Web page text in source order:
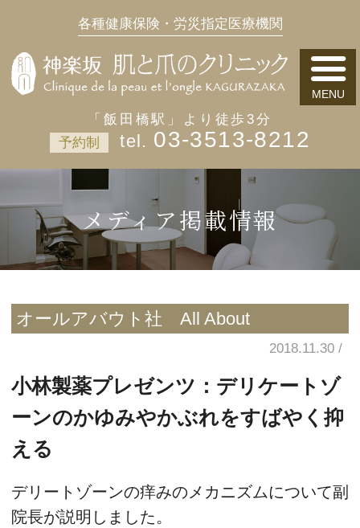
各種健康保険・労災指定医療機関
「飯田橋駅」より徒歩3分
予約制
03-3513-8212
メディア掲載情報
オールアバウト社 All About
2018.11.30
小林製薬プレゼンツ：デリケートゾ
ーンのかゆみやかぶれをすばやく抑
える
デリートゾーンの痒みのメカニズムについて副
院長が説明しました。